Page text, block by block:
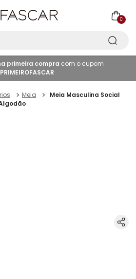
0
primeira compra com o cupom
PRIMEIROFASCAR
Meia
Meia Masculina Social